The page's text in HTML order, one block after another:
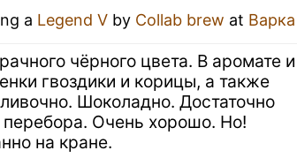
a Legend V by Collab brew at Варка
чёрного цвета. В аромате и
гвоздики и корицы, а также
Шоколадно. Достаточно
перебора. Очень хорошо. Но!
на кране.